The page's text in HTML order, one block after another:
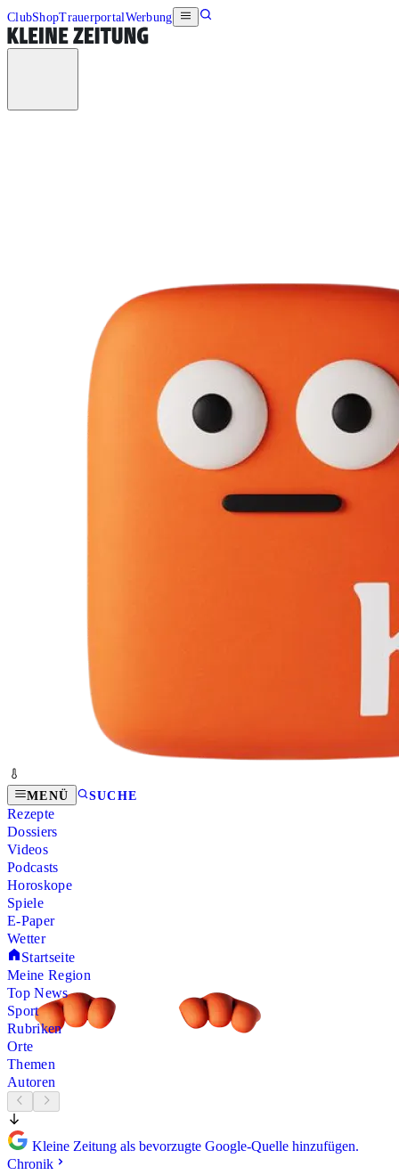
ClubShopTrauerportalWerbung
MENÜ SUCHE
Rezepte
Dossiers
Videos
Podcasts
Horoskope
Spiele
E-Paper
Wetter
Startseite
Meine Region
Top News
Sport
Rubriken
Orte
Themen
Autoren
Kleine Zeitung als bevorzugte Google-Quelle hinzufügen.
Chronik